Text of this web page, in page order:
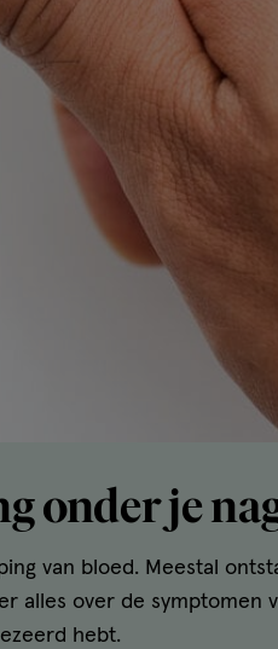
onder je
van bloed. Meestal
alles over de symptomen
hebt.